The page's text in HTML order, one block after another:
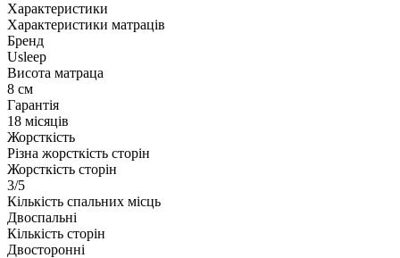
Характеристики
Характеристики матраців
Бренд
Usleep
Висота матраца
8 см
Гарантія
18 місяців
Жорсткість
Різна жорсткість сторін
Жорсткість сторін
3/5
Кількість спальних місць
Двоспальні
Кількість сторін
Двосторонні